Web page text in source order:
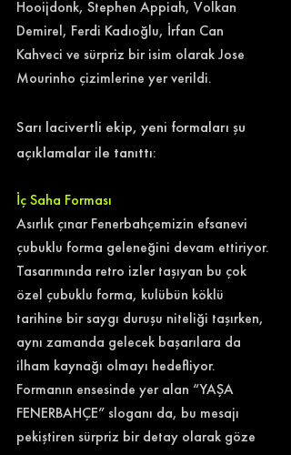
Hooijdonk, Stephen Appiah, Volkan
Demirel, Ferdi Kadıoğlu, İrfan Can
Kahveci ve sürpriz bir isim olarak Jose
Mourinho çizimlerine yer verildi.
Sarı lacivertli ekip, yeni formaları şu
açıklamalar ile tanıttı:
İç Saha Forması
Asırlık çınar Fenerbahçemizin efsanevi
çubuklu forma geleneğini devam ettiriyor.
Tasarımında retro izler taşıyan bu çok
özel çubuklu forma, kulübün köklü
tarihine bir saygı duruşu niteliği taşırken,
aynı zamanda gelecek başarılara da
ilham kaynağı olmayı hedefliyor.
Formanın ensesinde yer alan “YAŞA
FENERBAHÇE” sloganı da, bu mesajı
pekiştiren sürpriz bir detay olarak göze